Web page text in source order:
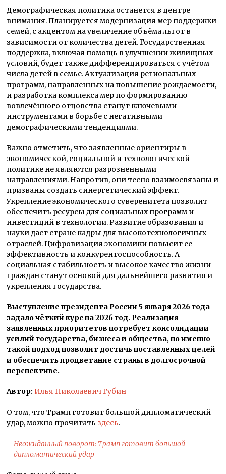
Демографическая политика останется в центре
внимания. Планируется модернизация мер поддержки
семей, с акцентом на увеличение объёма льгот в
зависимости от количества детей. Государственная
поддержка, включая помощь в улучшении жилищных
условий, будет также дифференцироваться с учётом
числа детей в семье. Актуализация региональных
программ, направленных на повышение рождаемости,
и разработка комплекса мер по формированию
вовлечённого отцовства станут ключевыми
инструментами в борьбе с негативными
демографическими тенденциями.
Важно отметить, что заявленные ориентиры в
экономической, социальной и технологической
политике не являются разрозненными
направлениями. Напротив, они тесно взаимосвязаны и
призваны создать синергетический эффект.
Укрепление экономического суверенитета позволит
обеспечить ресурсы для социальных программ и
инвестиций в технологии. Развитие образования и
науки даст стране кадры для высокотехнологичных
отраслей. Цифровизация экономики повысит ее
эффективность и конкурентоспособность. А
социальная стабильность и высокое качество жизни
граждан станут основой для дальнейшего развития и
укрепления государства.
Выступление президента России 5 января 2026 года
задало чёткий курс на 2026 год. Реализация
заявленных приоритетов потребует консолидации
усилий государства, бизнеса и общества, но именно
такой подход позволит достичь поставленных целей
и обеспечить процветание страны в долгосрочной
перспективе.
Автор: Илья Николаевич Губин
О том, что Трамп готовит большой дипломатический
удар, можно прочитать здесь.
Неожиданный поворот: Трамп готовит большой
дипломатический удар